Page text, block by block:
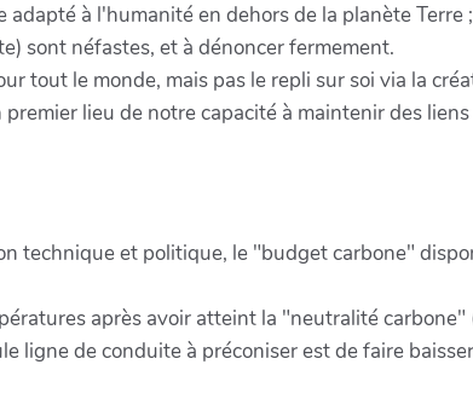
à l'humanité en dehors de la planète Terre
sont néfastes, et à dénoncer fermement.
tout le monde, mais pas le repli sur soi via la
lieu de notre capacité à maintenir des
technique et politique, le "budget carbone"
après avoir atteint la "neutralité
ligne de conduite à préconiser est de faire